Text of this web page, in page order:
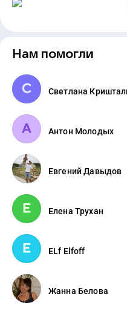
Нам помогли
Светлана
Антон Молодых
Евгений Давыдов
Елена Трухан
ELf Elfoff
Жанна Белова